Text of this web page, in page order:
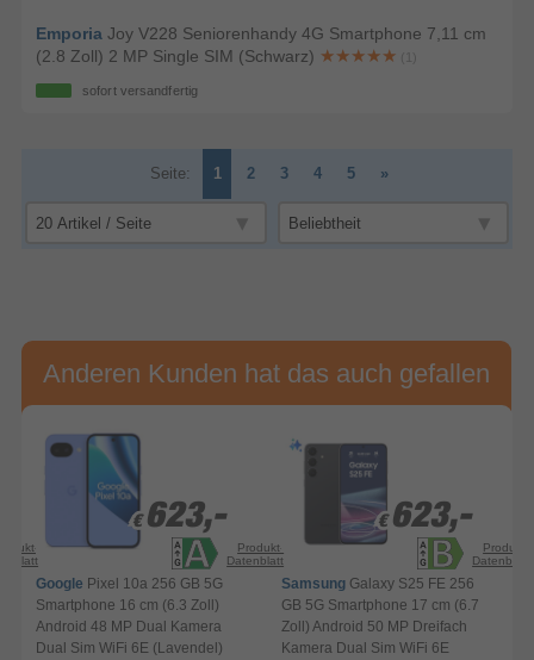
Emporia Joy V228 Seniorenhandy 4G Smartphone 7,11 cm
(2.8 Zoll) 2 MP Single SIM (Schwarz)
(1)
sofort versandfertig
Seite: 1 2 3 4 5 »
Anderen Kunden hat das auch gefallen
€ 623,-
€ 623,-
Produkt-
Datenblatt
Google Pixel 10a 256 GB 5G
Smartphone 16 cm (6.3 Zoll)
Android 48 MP Dual Kamera
Dual Sim WiFi 6E (Lavendel)
€ 623,-
€ 623,-
Produkt-
Datenblatt
Samsung Galaxy S25 FE 256
GB 5G Smartphone 17 cm (6.7
Zoll) Android 50 MP Dreifach
Kamera Dual Sim WiFi 6E